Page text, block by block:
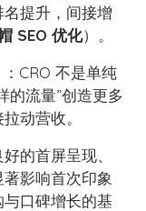
提升，间接增
SEO 优化）。
：CRO 不是单纯
的流量”创造更多
动营收。
的首屏呈现、
影响首次印象
口碑增长的基